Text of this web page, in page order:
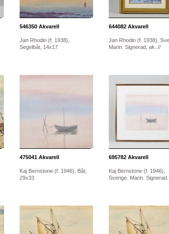
546350Akvarell
Jan Rhodin (f. 1938),
Segelbåt, 14x17
644082Akvarell
Jan Rhodin (f. 1938),
Marin. Signerad, ak..//
475041Akvarell
Kaj Bernstone (f. 1946), Båt,
29x33
695782Akvarell
Kaj Bernstone (f. 1946),
Sverige. Marin.